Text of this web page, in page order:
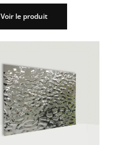
Voir le produit